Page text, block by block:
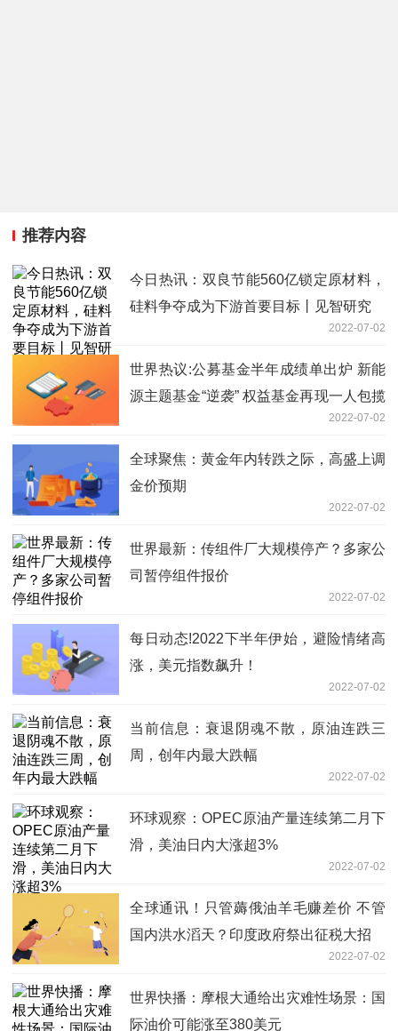
推荐内容
今日热讯：双良节能560亿锁定原材料，
硅料争夺成为下游首要目标丨见智研究
2022-07-02
世界热议:公募基金半年成绩单出炉 新能
源主题基金“逆袭” 权益基金再现一人包揽
2022-07-02
全球聚焦：黄金年内转跌之际，高盛上调
金价预期
2022-07-02
世界最新：传组件厂大规模停产？多家公
司暂停组件报价
2022-07-02
每日动态!2022下半年伊始，避险情绪高
涨，美元指数飙升！
2022-07-02
当前信息：衰退阴魂不散，原油连跌三
周，创年内最大跌幅
2022-07-02
环球观察：OPEC原油产量连续第二月下
滑，美油日内大涨超3%
2022-07-02
全球通讯！只管薅俄油羊毛赚差价 不管
国内洪水滔天？印度政府祭出征税大招
2022-07-02
世界快播：摩根大通给出灾难性场景：国
际油价可能涨至380美元